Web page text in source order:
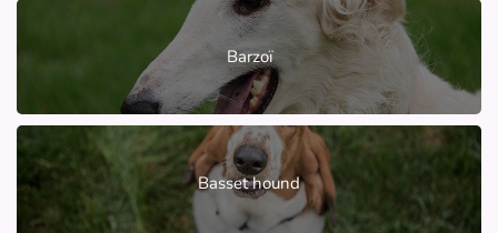
Barzoï
Basset hound